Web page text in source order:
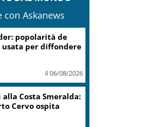
Askanews
popolarità de
usata per diffondere
il 06/08/2026
alla Costa Smeralda:
Cervo ospita